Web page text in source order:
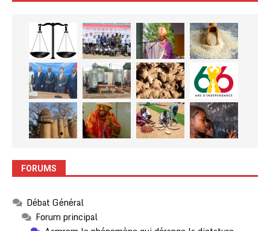
FORUMS
Débat Général
Forum principal